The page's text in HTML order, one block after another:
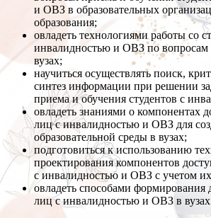
и ОВЗ в образовательных
образования;
овладеть технологиями работы со
инвалидностью и ОВЗ по вопросам
вузах;
научиться осуществлять поиск,
синтез информации при решении
приема и обучения студентов с
овладеть знаниями о компонентах
лиц с инвалидностью и ОВЗ для
образовательной среды в вузах;
подготовиться к использованию
проектирования компонентов
с инвалидностью и ОВЗ с учетом
овладеть способами формирования
лиц с инвалидностью и ОВЗ в